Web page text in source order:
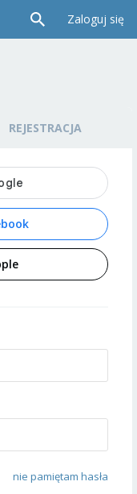
Zaloguj się
REJESTRACJA
nie pamiętam hasła